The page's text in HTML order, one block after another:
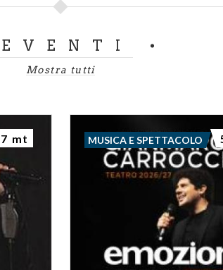
EVENTI
Mostra tutti
mt MUSICA E SPETTACOLO